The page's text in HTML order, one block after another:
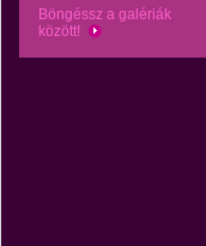
Böngéssz a galériák
között!